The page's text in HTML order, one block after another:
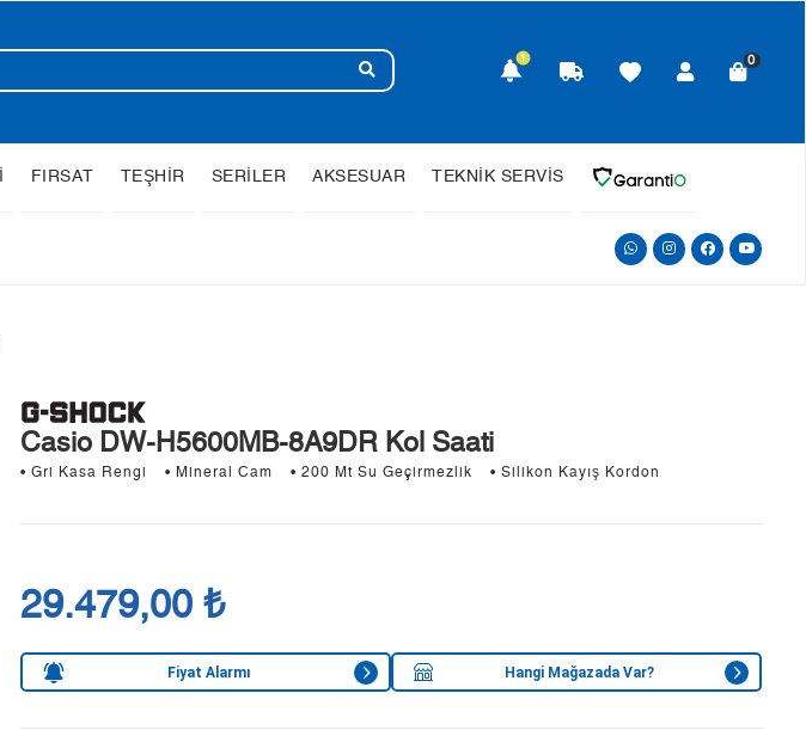
1 0
FIRSAT TEŞHİR SERİLER AKSESUAR TEKNİK SERVİS
Casio DW-H5600MB-8A9DR Kol Saati
• Gri Kasa Rengi • Mineral Cam • 200 Mt Su Geçirmezlik • Silikon Kayış Kordon
29.479,00 ₺
Fiyat Alarmı Hangi Mağazada Var?